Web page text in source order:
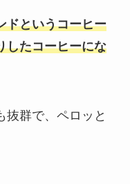
ドというコーヒー
したコーヒーにな
抜群で、ペロッと